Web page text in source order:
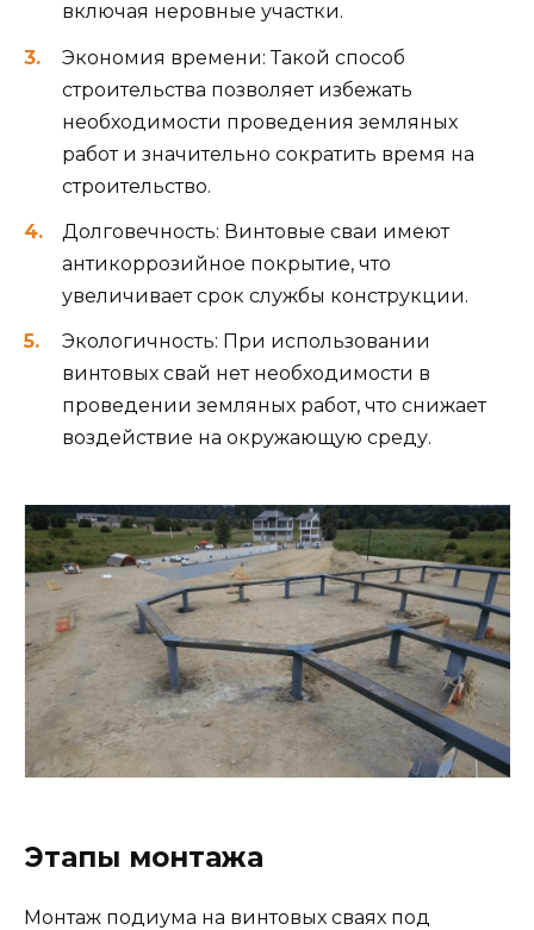
включая неровные участки.
Экономия времени: Такой способ
строительства позволяет избежать
необходимости проведения земляных
работ и значительно сократить время на
строительство.
Долговечность: Винтовые сваи имеют
антикоррозийное покрытие, что
увеличивает срок службы конструкции.
Экологичность: При использовании
винтовых свай нет необходимости в
проведении земляных работ, что снижает
воздействие на окружающую среду.
Этапы монтажа
Монтаж подиума на винтовых сваях под